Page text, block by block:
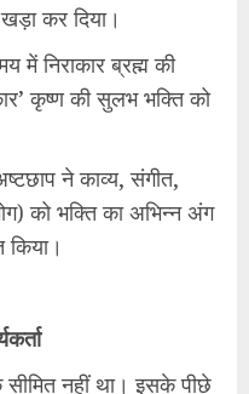
कर दिया।
में निराकार ब्रह्म की
कृष्ण की सुलभ भक्ति को
ने काव्य, संगीत,
को भक्ति का अभिन्न अंग
किया।
नहीं था। इसके पीछे